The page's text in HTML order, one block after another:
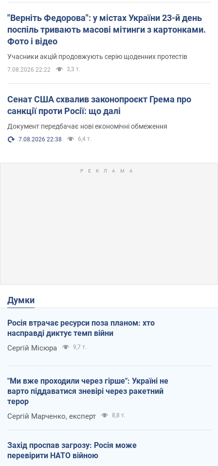
"Верніть Федорова": у містах України 23-й день
поспіль тривають масові мітинги з картонками.
Фото і відео
Учасники акцій продовжують серію щоденних протестів
7.08.2026 22:22 3,3 т.
Сенат США схвалив законопроєкт Грема про
санкції проти Росії: що далі
Документ передбачає нові економічні обмеження
7.08.2026 22:38 6,4 т.
Думки
Росія втрачає ресурси поза планом: хто
насправді диктує темп війни
Сергій Місюра 9,7 т.
"Ми вже проходили через гірше": Україні не
варто піддаватися зневірі через ракетний
терор
Сергій Марченко, експерт 8,8 т.
Захід проспав загрозу: Росія може
перевірити НАТО війною